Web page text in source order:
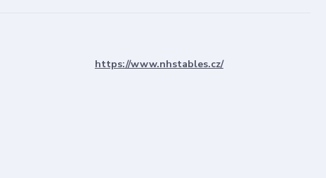
https://www.nhstables.cz/